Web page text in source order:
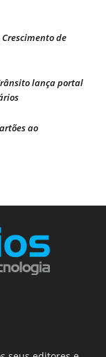
de
lança portal
ao